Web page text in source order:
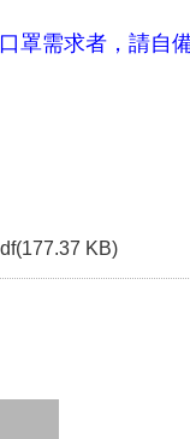
罩需求者，請自
KB)